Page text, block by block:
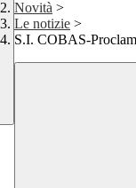
Novità >
Le notizie >
S.I. COBAS-